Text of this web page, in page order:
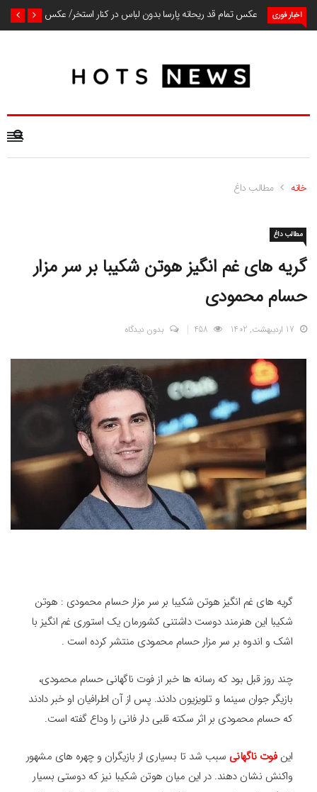
اخبار فوری عکس تمام قد ریحانه پارسا بدون لباس در کنار استخر/ عکس
خانه مطالب داغ
مطالب داغ
گریه های غم انگیز هوتن شکیبا بر سر مزار
حسام محمودی
17 اردیبهشت, 1402 بدون دیدگاه
گریه های غم انگیز هوتن شکیبا بر سر مزار حسام محمودی : هوتن
شکیبا این هنرمند دوست داشتنی کشورمان یک استوری غم انگیز با
اشک و اندوه بر سر مزار حسام محمودی منتشر کرده است .
چند روز قبل بود که رسانه ها خبر از فوت ناگهانی حسام محمودی،
بازیگر جوان سینما و تلویزیون دادند. پس از آن اطرافیان او خبر دادند
که حسام محمودی بر اثر سکته قلبی دار فانی را وداع گفته است.
اینفوت ناگهانی سبب شد تا بسیاری از بازیگران و چهره های مشهور
واکنش نشان دهند. در این میان هوتن شکیبا نیز که دوستی بسیار